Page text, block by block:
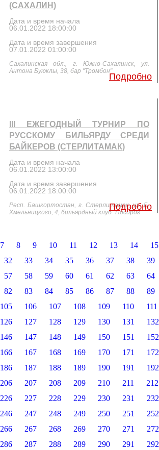
(САХАЛИН)
Дата и время начала
06.01.2022 18:00:00
Дата и время завершения
07.01.2022 01:00:00
Сахалинская обл., г. Южно-Сахалинск, ул.
Антона Буюклы, 38, бар "Тромбон"
Подробно
III ЕЖЕГОДНЫЙ ТУРНИР ПО
РУССКОМУ БИЛЬЯРДУ СРЕДИ
БАЙКЕРОВ (СТЕРЛИТАМАК)
Дата и время начала
06.01.2022 13:00:00
Дата и время завершения
06.01.2022 18:00:00
Респ. Башкортостан, г. Стерлитамак, ул. Б.
Хмельницкого, 4, бильярдный клуб "Носорог"
Подробно
7 8 9 10 11 12 13 14 15
32 33 34 35 36 37 38 39
57 58 59 60 61 62 63 64
82 83 84 85 86 87 88 89
105 106 107 108 109 110 111
126 127 128 129 130 131 132
146 147 148 149 150 151 152
166 167 168 169 170 171 172
186 187 188 189 190 191 192
206 207 208 209 210 211 212
226 227 228 229 230 231 232
246 247 248 249 250 251 252
266 267 268 269 270 271 272
286 287 288 289 290 291 292